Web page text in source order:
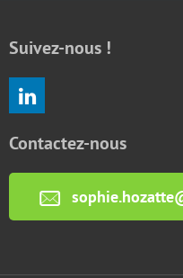
Suivez-nous !
Contactez-nous